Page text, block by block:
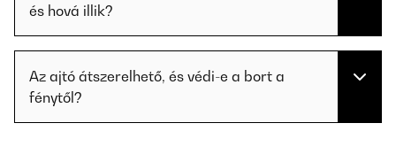
és hová illik?
Az ajtó átszerelhető, és védi-e a bort a
fénytől?